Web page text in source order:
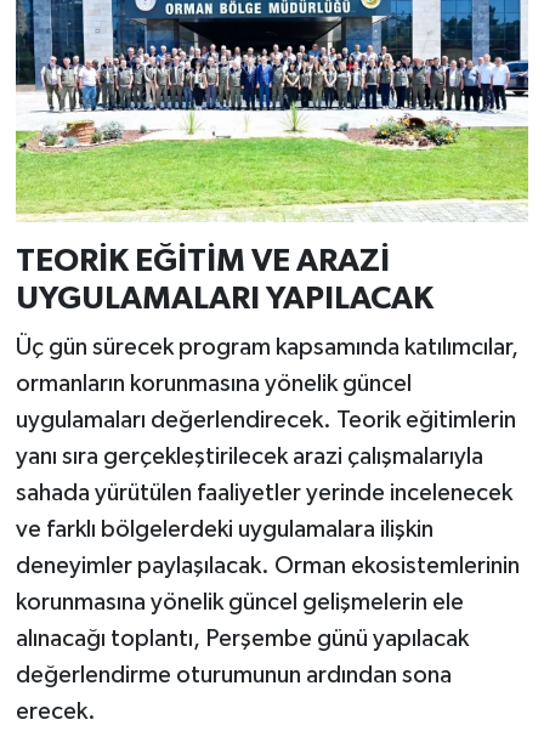
TEORİK EĞİTİM VE ARAZİ
UYGULAMALARI YAPILACAK
Üç gün sürecek program kapsamında katılımcılar,
ormanların korunmasına yönelik güncel
uygulamaları değerlendirecek. Teorik eğitimlerin
yanı sıra gerçekleştirilecek arazi çalışmalarıyla
sahada yürütülen faaliyetler yerinde incelenecek
ve farklı bölgelerdeki uygulamalara ilişkin
deneyimler paylaşılacak. Orman ekosistemlerinin
korunmasına yönelik güncel gelişmelerin ele
alınacağı toplantı, Perşembe günü yapılacak
değerlendirme oturumunun ardından sona
erecek.